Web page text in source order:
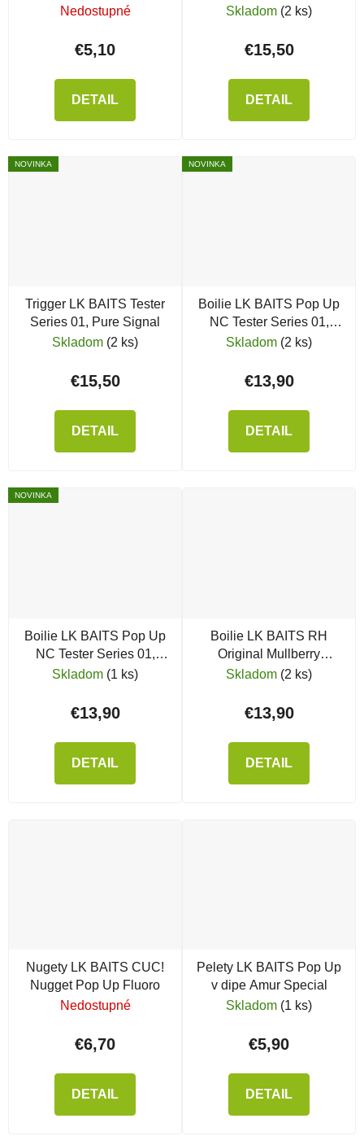
250 g
Nedostupné
€5,10
DETAIL
Skladom (2 ks)
€15,50
DETAIL
NOVINKA
Trigger LK BAITS Tester
Series 01, Pure Signal
Skladom (2 ks)
€15,50
DETAIL
NOVINKA
Boilie LK BAITS Pop Up
NC Tester Series 01,
Pure Signal, White
Skladom (2 ks)
€13,90
DETAIL
NOVINKA
Boilie LK BAITS Pop Up
NC Tester Series 01,
Pure Signal
Skladom (1 ks)
€13,90
DETAIL
Boilie LK BAITS RH
Original Mullberry
Florentine, 20 mm, 1 kg
Skladom (2 ks)
€13,90
DETAIL
Nugety LK BAITS CUC!
Nugget Pop Up Fluoro
Nedostupné
€6,70
DETAIL
Pelety LK BAITS Pop Up
v dipe Amur Special
Skladom (1 ks)
€5,90
DETAIL